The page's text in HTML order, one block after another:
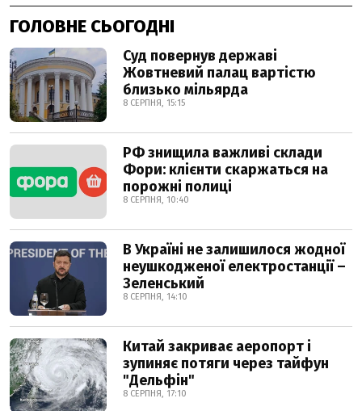
ГОЛОВНЕ СЬОГОДНІ
Суд повернув державі
Жовтневий палац вартістю
близько мільярда
8 СЕРПНЯ, 15:15
РФ знищила важливі склади
Фори: клієнти скаржаться на
порожні полиці
8 СЕРПНЯ, 10:40
В Україні не залишилося жодної
неушкодженої електростанції –
Зеленський
8 СЕРПНЯ, 14:10
Китай закриває аеропорт і
зупиняє потяги через тайфун
"Дельфін"
8 СЕРПНЯ, 17:10